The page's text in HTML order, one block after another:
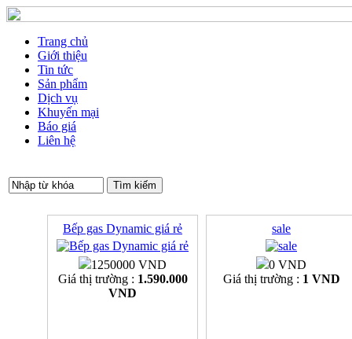
Trang chủ
Giới thiệu
Tin tức
Sản phẩm
Dịch vụ
Khuyến mại
Báo giá
Liên hệ
Bếp gas Dynamic giá rẻ
1250000 VND
Giá thị trường : 1.590.000
VND
sale
0 VND
Giá thị trường : 1 VND